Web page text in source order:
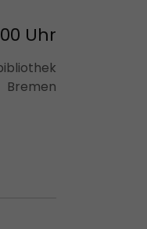
Uhr
Bremen